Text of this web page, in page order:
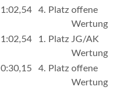
1:02,54 4. Platz offene
Wertung
1:02,54 1. Platz JG/AK
Wertung
0:30,15 4. Platz offene
Wertung